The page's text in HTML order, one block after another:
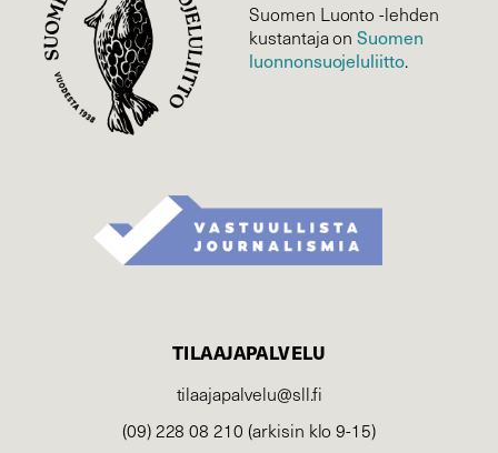
Suomen Luonto -lehden
kustantaja onSuomen
luonnonsuojelu­liitto.
TILAAJAPALVELU
tilaajapalvelu@sll.fi
(09) 228 08 210 (arkisin klo 9-15)